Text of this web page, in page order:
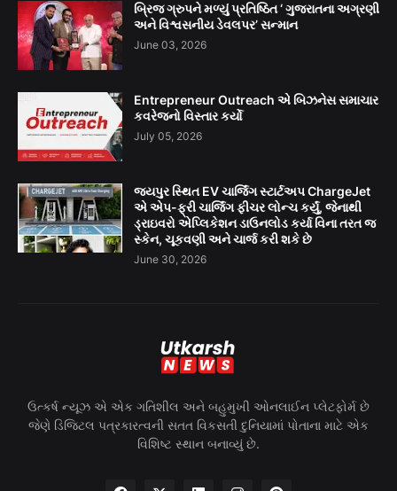
બ્રિજ ગ્રુપને મળ્યું પ્રતિષ્ઠિત ‘ ગુજરાતના અગ્રણી
અને વિશ્વસનીય ડેવલપર’ સન્માન
June 03, 2026
Entrepreneur Outreach એ બિઝનેસ સમાચાર
કવરેજનો વિસ્તાર કર્યો
July 05, 2026
જયપુર સ્થિત EV ચાર્જિંગ સ્ટાર્ટઅપ ChargeJet
એ એપ-ફ્રી ચાર્જિંગ ફીચર લોન્ચ કર્યું, જેનાથી
ડ્રાઇવરો એપ્લિકેશન ડાઉનલોડ કર્યા વિના તરત જ
સ્કેન, ચૂકવણી અને ચાર્જ કરી શકે છે
June 30, 2026
ઉત્કર્ષ ન્યૂઝ એ એક ગતિશીલ અને બહુમુખી ઓનલાઈન પ્લેટફોર્મ છે
જેણે ડિજિટલ પત્રકારત્વની સતત વિકસતી દુનિયામાં પોતાના માટે એક
વિશિષ્ટ સ્થાન બનાવ્યું છે.